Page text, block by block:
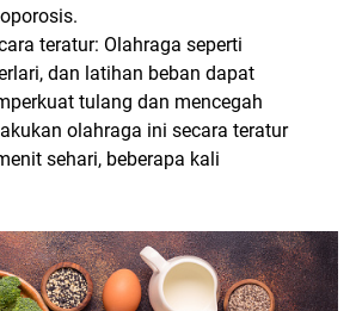
teratur: Olahraga seperti
dan latihan beban dapat
tulang dan mencegah
olahraga ini secara teratur
sehari, beberapa kali